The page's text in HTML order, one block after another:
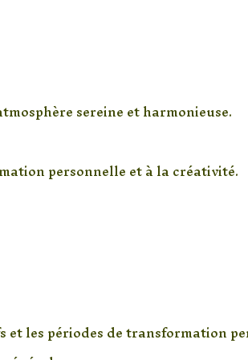
sereine et harmonieuse.
personnelle et à la créativité.
les périodes de transformation